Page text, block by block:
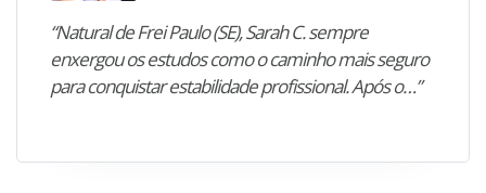
“Natural de Frei Paulo (SE), Sarah C. sempre
enxergou os estudos como o caminho mais seguro
para conquistar estabilidade profissional. Após o…”